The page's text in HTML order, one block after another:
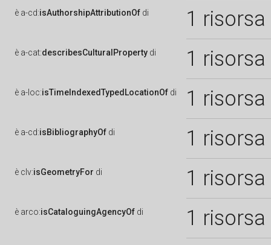
è a-cd:isAuthorshipAttributionOf di 1 risorsa
è a-cat:describesCulturalProperty di 1 risorsa
è a-loc:isTimeIndexedTypedLocationOf di 1 risorsa
è a-cd:isBibliographyOf di 1 risorsa
è clv:isGeometryFor di 1 risorsa
è arco:isCataloguingAgencyOf di 1 risorsa